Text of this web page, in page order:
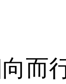
而